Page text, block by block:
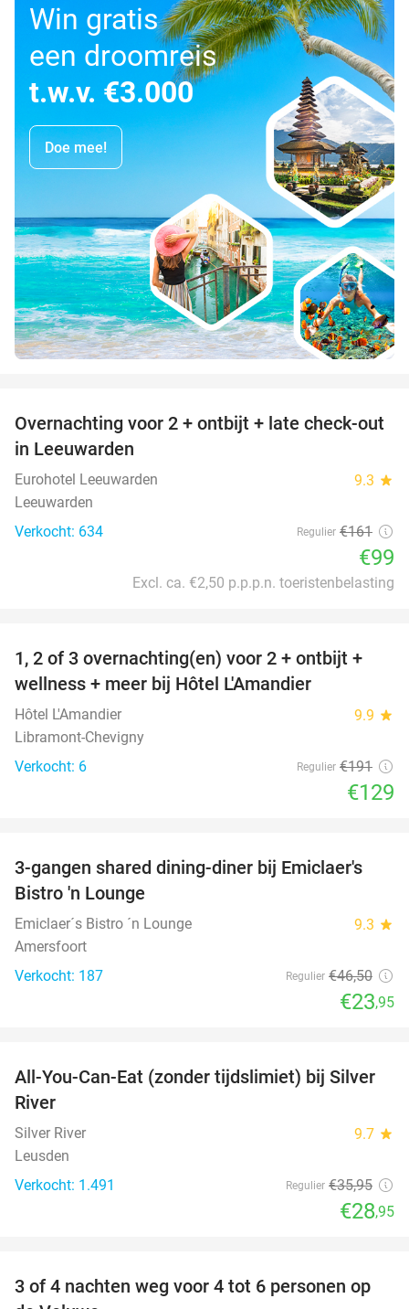
Win gratis
een droomreis
t.w.v. €3.000
Doe mee!
39%
Overnachting voor 2 + ontbijt + late check-out
in Leeuwarden
Eurohotel Leeuwarden 9.3 star
Leeuwarden
Verkocht: 634
Regulier €161
€99
Excl. ca. €2,50 p.p.p.n. toeristenbelasting
32%
TODAY
1, 2 of 3 overnachting(en) voor 2 + ontbijt +
wellness + meer bij Hôtel L'Amandier
Hôtel L'Amandier 9.9 star
Libramont-Chevigny
Verkocht: 6
Regulier €191
€129
48%
3-gangen shared dining-diner bij Emiclaer's
Bistro 'n Lounge
Emiclaer´s Bistro ´n Lounge 9.3 star
Amersfoort
Verkocht: 187
Regulier €46,50
€23,95
19%
All-You-Can-Eat (zonder tijdslimiet) bij Silver
River
Silver River 9.7 star
Leusden
Verkocht: 1.491
Regulier €35,95
€28,95
3 of 4 nachten weg voor 4 tot 6 personen op